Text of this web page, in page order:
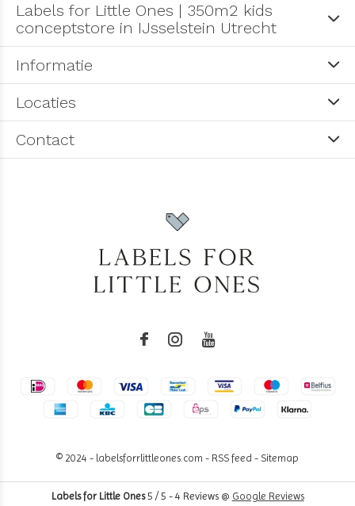
Labels for Little Ones | 350m2 kids
conceptstore in IJsselstein Utrecht
Informatie
Locaties
Contact
© 2024 - labelsforrlittleones.com - RSS feed - Sitemap
Labels for Little Ones5 / 5 - 4 Reviews @ Google Reviews